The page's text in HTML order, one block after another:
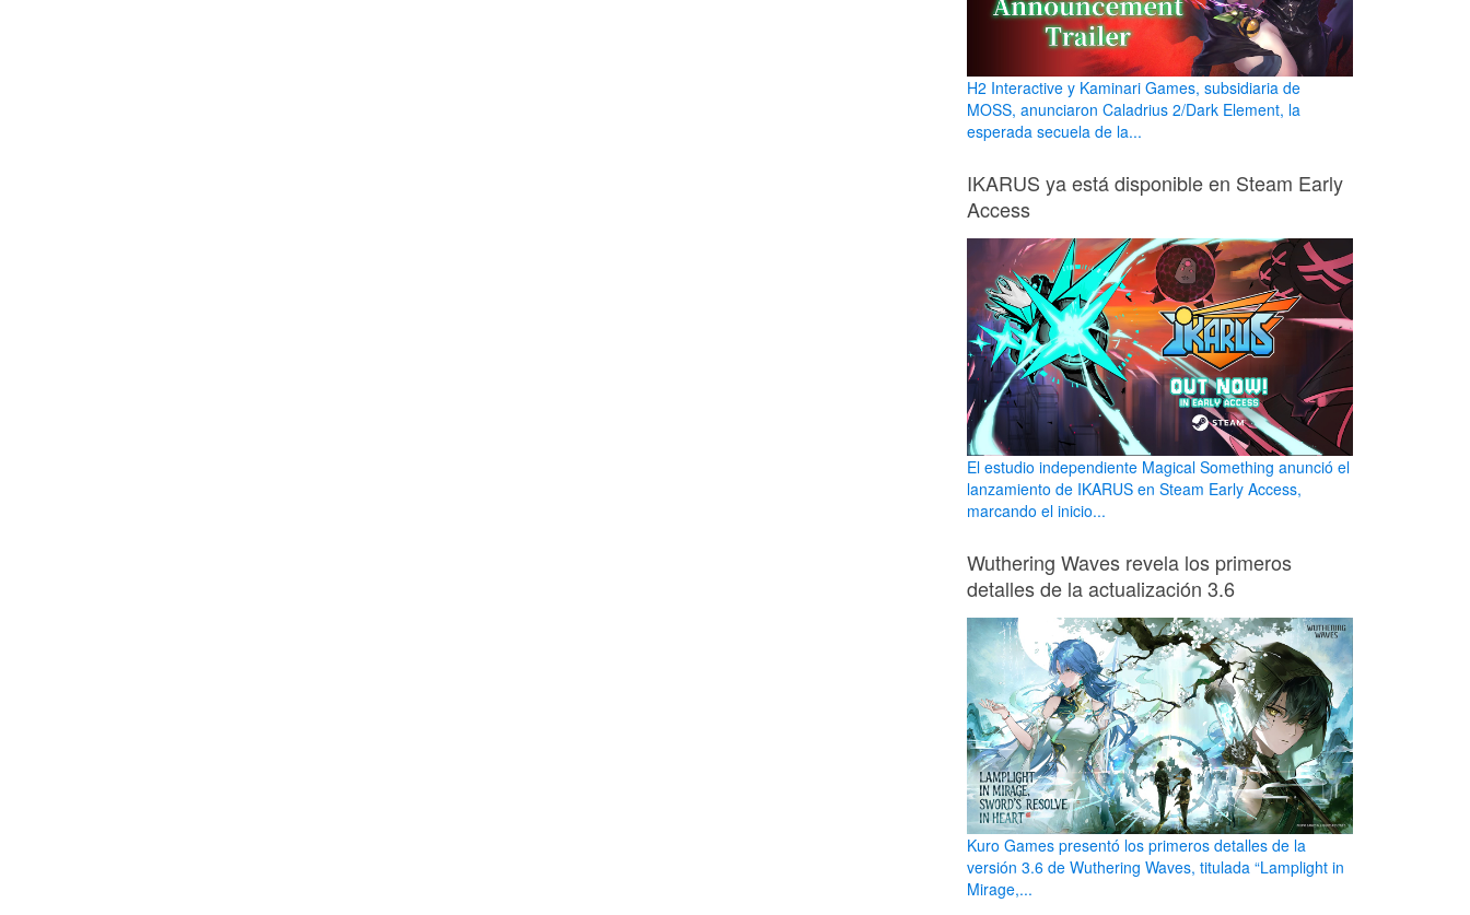
H2 Interactive y Kaminari Games, subsidiaria de
MOSS, anunciaron Caladrius 2/Dark Element, la
esperada secuela de la...
IKARUS ya está disponible en Steam Early
Access
El estudio independiente Magical Something anunció el
lanzamiento de IKARUS en Steam Early Access,
marcando el inicio...
Wuthering Waves revela los primeros
detalles de la actualización 3.6
Kuro Games presentó los primeros detalles de la
versión 3.6 de Wuthering Waves, titulada “Lamplight in
Mirage,...